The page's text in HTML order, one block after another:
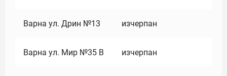
Варна ул. Дрин №13 изчерпан
Варна ул. Мир №35 В изчерпан